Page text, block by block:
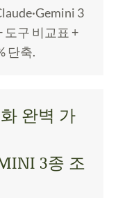
3
도구 비교표 +
단축.
완벽 가
3종 조